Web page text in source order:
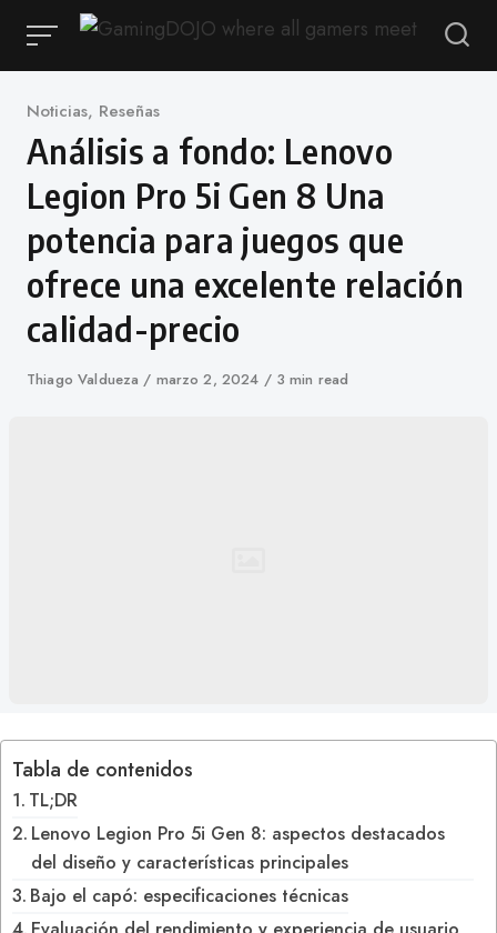
contenido
Categoría
Noticias, Reseñas
Análisis a fondo: Lenovo
Legion Pro 5i Gen 8 Una
potencia para juegos que
ofrece una excelente relación
calidad-precio
Autor
Thiago Valdueza
Publicado
marzo 2, 2024 3 min read
Tabla de contenidos
TL;DR
Lenovo Legion Pro 5i Gen 8: aspectos destacados
del diseño y características principales
Bajo el capó: especificaciones técnicas